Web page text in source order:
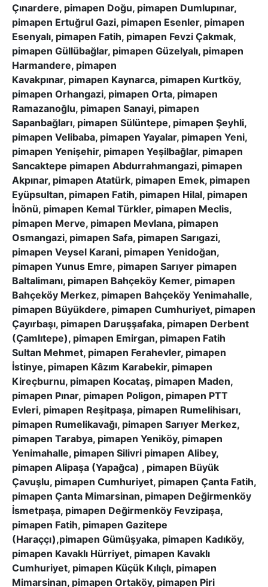
Çınardere, pimapen Doğu, pimapen Dumlupınar,
pimapen Ertuğrul Gazi, pimapen Esenler, pimapen
Esenyalı, pimapen Fatih, pimapen Fevzi Çakmak,
pimapen Güllübağlar, pimapen Güzelyalı, pimapen
Harmandere, pimapen
Kavakpınar, pimapen Kaynarca, pimapen Kurtköy,
pimapen Orhangazi, pimapen Orta, pimapen
Ramazanoğlu, pimapen Sanayi, pimapen
Sapanbağları, pimapen Sülüntepe, pimapen Şeyhli,
pimapen Velibaba, pimapen Yayalar, pimapen Yeni,
pimapen Yenişehir, pimapen Yeşilbağlar, pimapen
Sancaktepe pimapen Abdurrahmangazi, pimapen
Akpınar, pimapen Atatürk, pimapen Emek, pimapen
Eyüpsultan, pimapen Fatih, pimapen Hilal, pimapen
İnönü, pimapen Kemal Türkler, pimapen Meclis,
pimapen Merve, pimapen Mevlana, pimapen
Osmangazi, pimapen Safa, pimapen Sarıgazi,
pimapen Veysel Karani, pimapen Yenidoğan,
pimapen Yunus Emre, pimapen Sarıyer pimapen
Baltalimanı, pimapen Bahçeköy Kemer, pimapen
Bahçeköy Merkez, pimapen Bahçeköy Yenimahalle,
pimapen Büyükdere, pimapen Cumhuriyet, pimapen
Çayırbaşı, pimapen Daruşşafaka, pimapen Derbent
(Çamlıtepe), pimapen Emirgan, pimapen Fatih
Sultan Mehmet, pimapen Ferahevler, pimapen
İstinye, pimapen Kâzım Karabekir, pimapen
Kireçburnu, pimapen Kocataş, pimapen Maden,
pimapen Pınar, pimapen Poligon, pimapen PTT
Evleri, pimapen Reşitpaşa, pimapen Rumelihisarı,
pimapen Rumelikavağı, pimapen Sarıyer Merkez,
pimapen Tarabya, pimapen Yeniköy, pimapen
Yenimahalle, pimapen Silivri pimapen Alibey,
pimapen Alipaşa (Yapağca) , pimapen Büyük
Çavuşlu, pimapen Cumhuriyet, pimapen Çanta Fatih,
pimapen Çanta Mimarsinan, pimapen Değirmenköy
İsmetpaşa, pimapen Değirmenköy Fevzipaşa,
pimapen Fatih, pimapen Gazitepe
(Haraççı),pimapen Gümüşyaka, pimapen Kadıköy,
pimapen Kavaklı Hürriyet, pimapen Kavaklı
Cumhuriyet, pimapen Küçük Kılıçlı, pimapen
Mimarsinan, pimapen Ortaköy, pimapen Piri